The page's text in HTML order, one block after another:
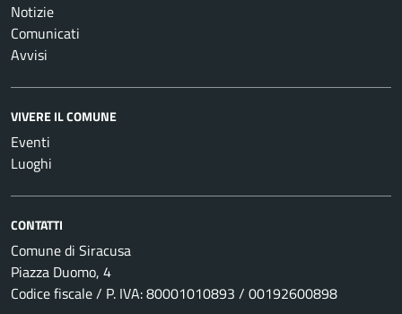
Notizie
Comunicati
Avvisi
VIVERE IL COMUNE
Eventi
Luoghi
CONTATTI
Comune di Siracusa
Piazza Duomo, 4
Codice fiscale / P. IVA: 80001010893 / 00192600898